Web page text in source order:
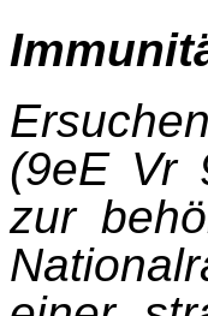
(9eE Vr
zur